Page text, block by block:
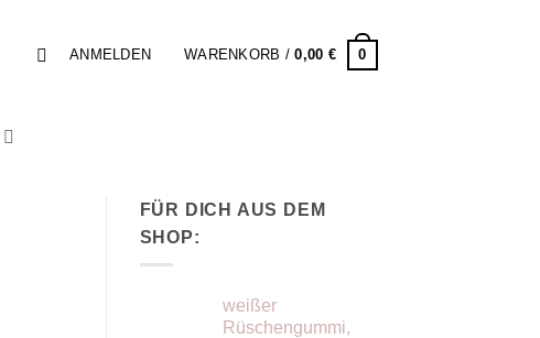
ANMELDEN WARENKORB /0,00 € 0
FÜR DICH AUS DEM
SHOP:
weißer
Rüschengummi,